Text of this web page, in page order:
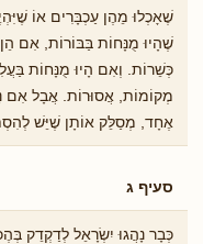
שֶׁאָכְלוּ מֵהֶן עַכְבָּרִים אוֹ
שֶׁהָיוּ מֻנָּחוֹת בַּבּוֹרוֹת, אִם
כְּשֵׁרוֹת. וְאִם הָיוּ מֻנָּחוֹת
מְקוֹמוֹת, אֲסוּרוֹת. אֲבָל אִם
אֶחָד, מְסַלֵּק אוֹתָן שֶׁיֵּשׁ
סעיף ג
כְּבָר נָהֲגוּ יִשְׂרָאֵל לְדַקְדֵק